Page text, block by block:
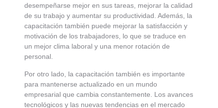
desempeñarse mejor en sus tareas, mejorar la calidad
de su trabajo y aumentar su productividad. Además, la
capacitación también puede mejorar la satisfacción y
motivación de los trabajadores, lo que se traduce en
un mejor clima laboral y una menor rotación de
personal.
Por otro lado, la capacitación también es importante
para mantenerse actualizado en un mundo
empresarial que cambia constantemente. Los avances
tecnológicos y las nuevas tendencias en el mercado